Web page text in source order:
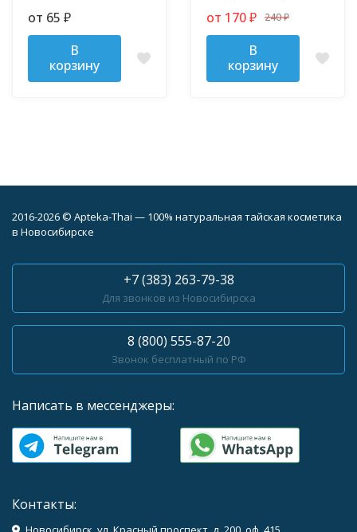
от 65 ₽
В
корзину
простуды и кашля
от 170 ₽ 240₽
В
корзину
2016-2026 © Apteka-Thai — 100% натуральная тайская косметика
в Новосибирске
+7 (383) 263-79-38
Для звонков из Новосибирска
8 (800) 555-87-20
Звонок бесплатный по РФ
Написать в мессенджеры:
Контакты: